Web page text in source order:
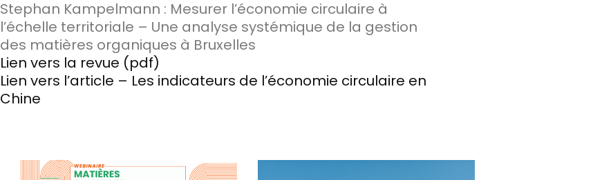
Stephan Kampelmann : Mesurer l’économie circulaire à
l’échelle territoriale – Une analyse systémique de la gestion
des matières organiques à Bruxelles
Lien vers la revue (pdf)
Lien vers l’article – Les indicateurs de l’économie circulaire en
Chine